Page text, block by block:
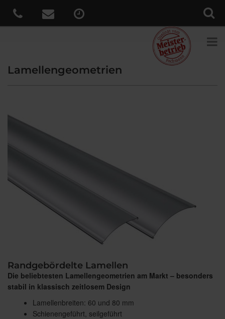
Lamellengeometrien
Randgebördelte Lamellen
Die beliebtesten Lamellengeometrien am Markt – besonders
stabil in klassisch zeitlosem Design
Lamellenbreiten: 60 und 80 mm
Schienengeführt, seilgeführt